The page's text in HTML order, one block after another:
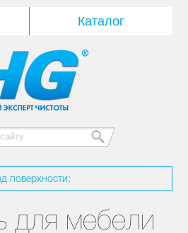
поверхности:
для мебели